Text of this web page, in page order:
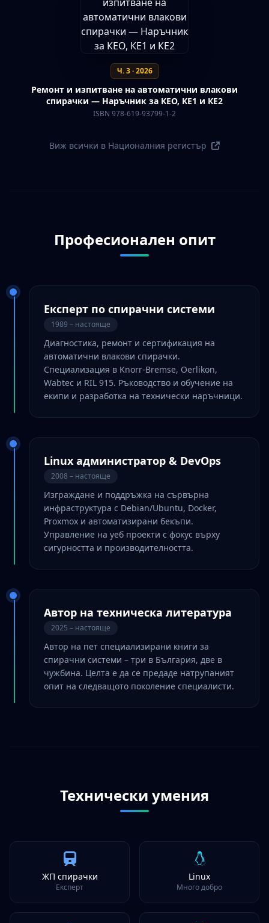
Ч. 3 · 2026
Ремонт и изпитване на автоматични влакови
спирачки — Наръчник за КЕО, КЕ1 и КЕ2
ISBN 978-619-93799-1-2
Виж всички в Националния регистър
Професионален опит
Експерт по спирачни системи
1989 – настояще
Диагностика, ремонт и сертификация на
автоматични влакови спирачки.
Специализация в Knorr-Bremse, Oerlikon,
Wabtec и RIL 915. Ръководство и обучение на
екипи и разработка на технически наръчници.
Linux администратор & DevOps
2008 – настояще
Изграждане и поддръжка на сървърна
инфраструктура с Debian/Ubuntu, Docker,
Proxmox и автоматизирани бекъпи.
Управление на уеб проекти с фокус върху
сигурността и производителността.
Автор на техническа литература
2025 – настояще
Автор на пет специализирани книги за
спирачни системи – три в България, две в
чужбина. Целта е да се предаде натрупаният
опит на следващото поколение специалисти.
Технически умения
ЖП спирачки
Експерт
Linux
Много добро